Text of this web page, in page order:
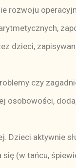
rozwoju
dzieci,
czy
osobowości,
Dzieci aktywnie
(w tańcu,